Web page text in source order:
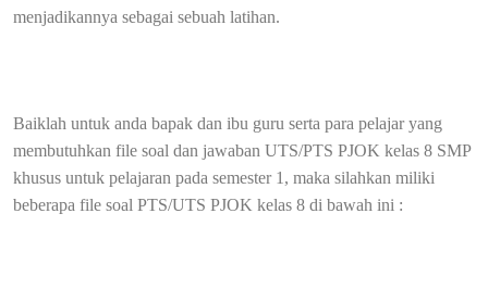
menjadikannya sebagai sebuah latihan.
Baiklah untuk anda bapak dan ibu guru serta para pelajar yang
membutuhkan file soal dan jawaban UTS/PTS PJOK kelas 8 SMP
khusus untuk pelajaran pada semester 1, maka silahkan miliki
beberapa file soal PTS/UTS PJOK kelas 8 di bawah ini :